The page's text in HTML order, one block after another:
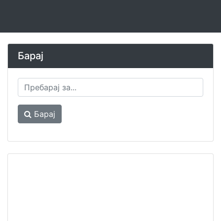
Барај
Барај